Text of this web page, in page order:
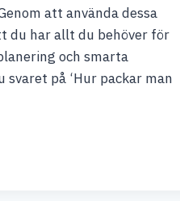
att använda dessa
du har allt du behöver för
och smarta
på ‘Hur packar man